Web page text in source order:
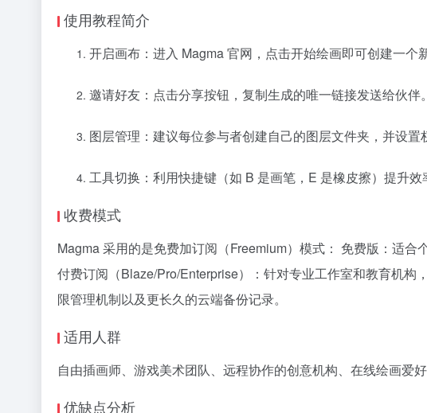
使用教程简介
开启画布：进入 Magma 官网，点击开始绘画即可创建一个新
邀请好友：点击分享按钮，复制生成的唯一链接发送给伙伴。
图层管理：建议每位参与者创建自己的图层文件夹，并设置
工具切换：利用快捷键（如 B 是画笔，E 是橡皮擦）提升效
收费模式
Magma 采用的是免费加订阅（Freemium）模式： 免费版：适
付费订阅（Blaze/Pro/Enterprise）：针对专业工作室和教育机
限管理机制以及更长久的云端备份记录。
适用人群
自由插画师、游戏美术团队、远程协作的创意机构、在线绘画爱
优缺点分析